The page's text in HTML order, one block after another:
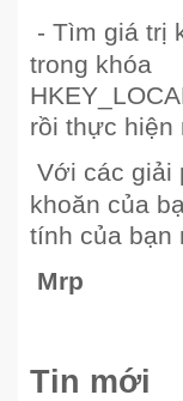
- Tìm giá trị
trong khóa
rồi thực hiện
Với các giải
khoăn của
tính của bạn
Mrp
Tin mới